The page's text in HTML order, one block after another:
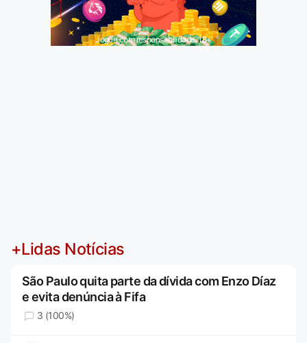
Jogue com responsabilidade. 18+
+Lidas Notícias
São Paulo quita parte da dívida com Enzo Díaz
e evita denúncia à Fifa
3 (100%)